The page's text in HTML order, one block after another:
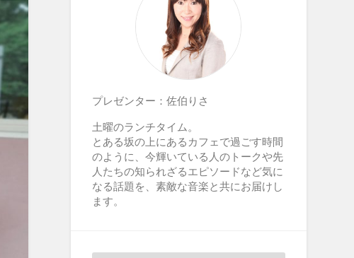
プレゼンター：佐伯りさ
土曜のランチタイム。
とある坂の上にあるカフェで過ごす時間
のように、今輝いている人のトークや先
人たちの知られざるエピソードなど気に
なる話題を、素敵な音楽と共にお届けし
ます。